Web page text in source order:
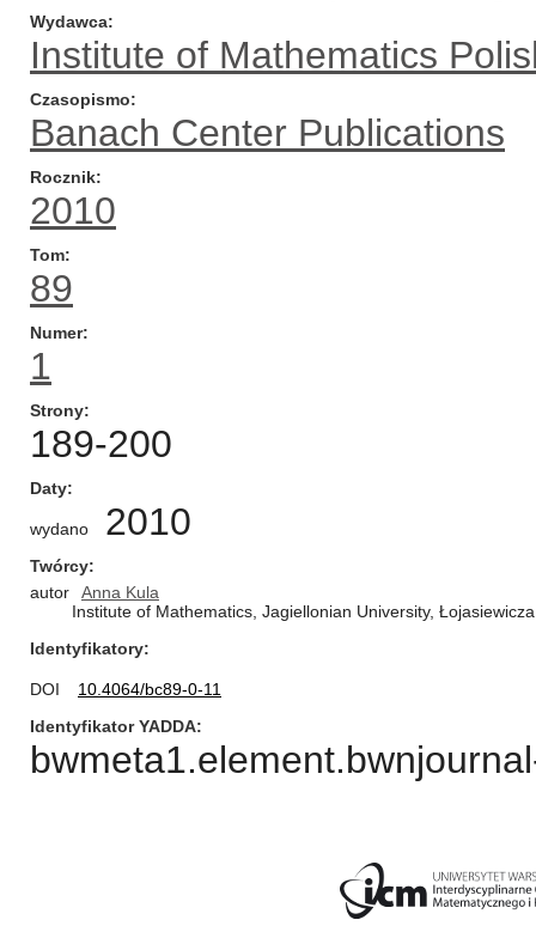
Wydawca
Institute of Mathematics
Czasopismo
Banach Center Publications
Rocznik
2010
Tom
89
Numer
1
Strony
189-200
Daty
wydano 2010
Twórcy
autor
Anna Kula
Institute of Mathematics, Jagiellonian University,
Identyfikatory
DOI
10.4064/bc89-0-11
Identyfikator YADDA